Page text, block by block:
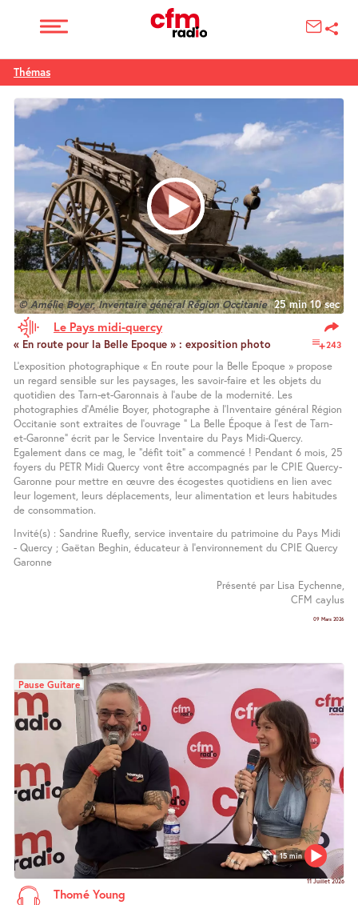
Thémas
© Amélie Boyer, Inventaire général Région Occitanie 25 min 10 sec
Le Pays midi-quercy
243
« En route pour la Belle Epoque » : exposition photo
L’exposition photographique « En route pour la Belle Epoque » propose
un regard sensible sur les paysages, les savoir-faire et les objets du
quotidien des Tarn-et-Garonnais à l’aube de la modernité. Les
photographies d’Amélie Boyer, photographe à l’Inventaire général Région
Occitanie sont extraites de l’ouvrage " La Belle Époque à l’est de Tarn-
et-Garonne" écrit par le Service Inventaire du Pays Midi-Quercy.
Egalement dans ce mag, le "défit toit" a commencé ! Pendant 6 mois, 25
foyers du PETR Midi Quercy vont être accompagnés par le CPIE Quercy-
Garonne pour mettre en œuvre des écogestes quotidiens en lien avec
leur logement, leurs déplacements, leur alimentation et leurs habitudes
de consommation.
Invité(s) : Sandrine Ruefly, service inventaire du patrimoine du Pays Midi
- Quercy ; Gaëtan Beghin, éducateur à l’environnement du CPIE Quercy
Garonne
Présenté par Lisa Eychenne,
CFM caylus
09 Mars 2026
15 min
Pause Guitare
11 Juillet 2026
Thomé Young